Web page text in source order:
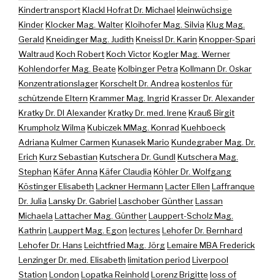
KindertransportKlackl Hofrat Dr. Michael kleinwüchsige
KinderKlocker Mag. WalterKloihofer Mag. Silvia Klug Mag.
Gerald Kneidinger Mag. Judith Kneissl Dr. Karin Knopper-Spari
Waltraud Koch RobertKoch VictorKogler Mag. Werner
Kohlendorfer Mag. Beate Kolbinger Petra Kollmann Dr. Oskar
KonzentrationslagerKorschelt Dr. Andrea kostenlos für
schützende Eltern Krammer Mag. Ingrid Krasser Dr. Alexander
Kratky Dr. DI AlexanderKratky Dr. med. Irene Krauß Birgit
Krumpholz Wilma Kubiczek MMag. Konrad Kuehboeck
Adriana Kulmer Carmen Kunasek Mario Kundegraber Mag. Dr.
Erich Kurz Sebastian Kutschera Dr. Gundl Kutschera Mag.
Stephan Käfer Anna Käfer Claudia Köhler Dr. Wolfgang
Köstinger Elisabeth Lackner Hermann Lacter Ellen Laffranque
Dr. Julia Lansky Dr. Gabriel Laschober GüntherLassan
Michaela Lattacher Mag. GüntherLauppert-Scholz Mag.
Kathrin Lauppert Mag. Egon lecturesLehofer Dr. Bernhard
Lehofer Dr. HansLeichtfried Mag. JörgLemaire MBA Frederick
Lenzinger Dr. med. Elisabeth limitation period Liverpool
Station London Lopatka Reinhold Lorenz Brigitte loss of